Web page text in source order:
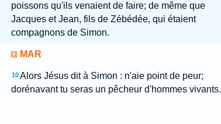
poissons qu'ils venaient de faire; de même que
Jacques et Jean, fils de Zébédée, qui étaient
compagnons de Simon.
MAR
10 Alors Jésus dit à Simon : n'aie point de peur;
dorénavant tu seras un pêcheur d'hommes vivants.